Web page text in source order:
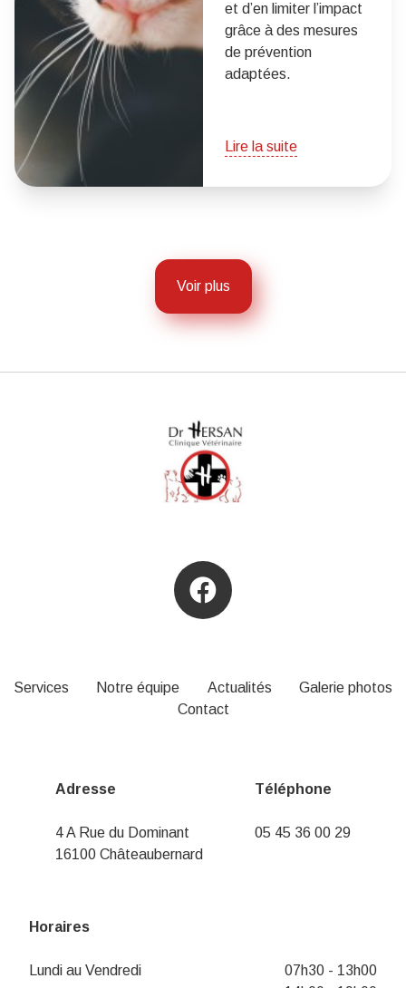
et d’en limiter l’impact
grâce à des mesures
de prévention
adaptées.
Lire la suite
Voir plus
Services Notre équipe Actualités
Galerie photos
Contact
Adresse
4 A Rue du Dominant
16100 Châteaubernard
Téléphone
05 45 36 00 29
Horaires
Lundi au Vendredi
07h30 - 13h00